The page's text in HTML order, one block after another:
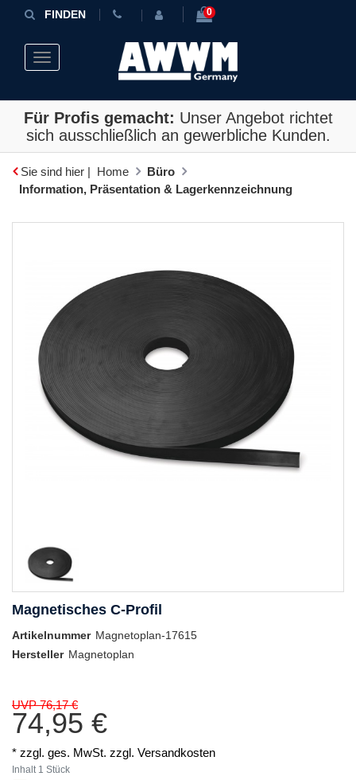
FINDEN 0
Toggle navigation
Für Profis gemacht: Unser Angebot richtet
sich ausschließlich an gewerbliche Kunden.
Sie sind hier | Home
Büro
Information, Präsentation & Lagerkennzeichnung
Magnetisches C-Profil
Artikelnummer Magnetoplan-17615
Hersteller Magnetoplan
UVP 76,17 €
74,95 €
* zzgl. ges. MwSt. zzgl. Versandkosten
Inhalt 1 Stück